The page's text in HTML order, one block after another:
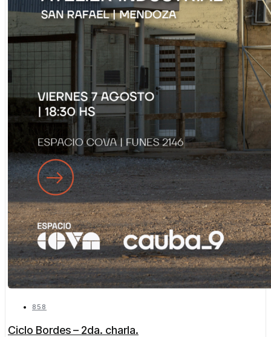
858
Ciclo Bordes – 2da. charla.